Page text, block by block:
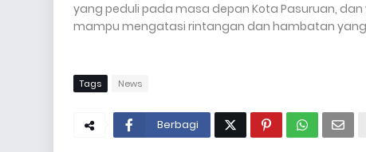
yang peduli pada masa depan Kota Pasuruan,
mampu mengatasi rintangan dan hambatan
Tags News
Berbagi